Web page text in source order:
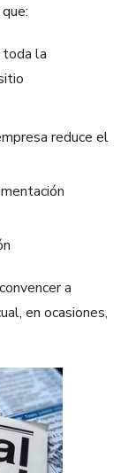
la
reduce el
a
en ocasiones,